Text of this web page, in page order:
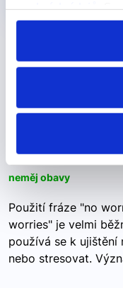
odvolat v nastavení
Další výrazy
no worries
neměj obavy
Použití fráze "no
worries" je velmi
používá se k ujištění
nebo stresovat.